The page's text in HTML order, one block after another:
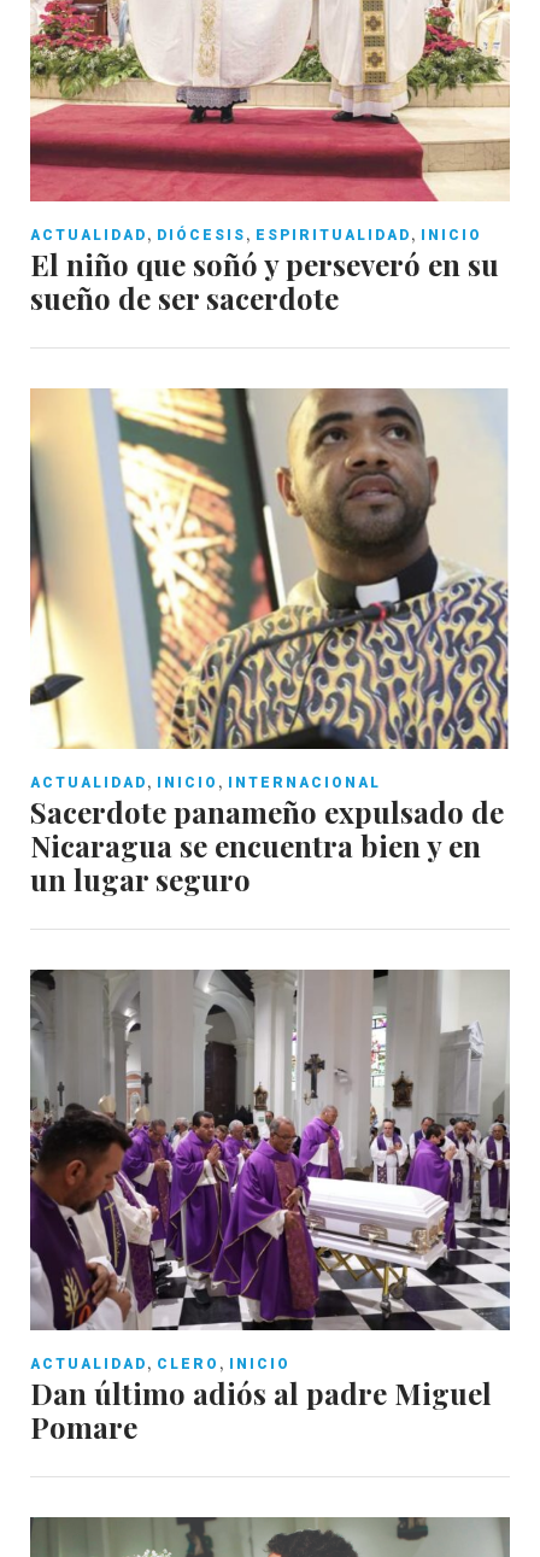
ACTUALIDAD , DIÓCESIS , ESPIRITUALIDAD , INICIO
El niño que soñó y perseveró en su
sueño de ser sacerdote
ACTUALIDAD , INICIO , INTERNACIONAL
Sacerdote panameño expulsado de
Nicaragua se encuentra bien y en
un lugar seguro
ACTUALIDAD , CLERO , INICIO
Dan último adiós al padre Miguel
Pomare